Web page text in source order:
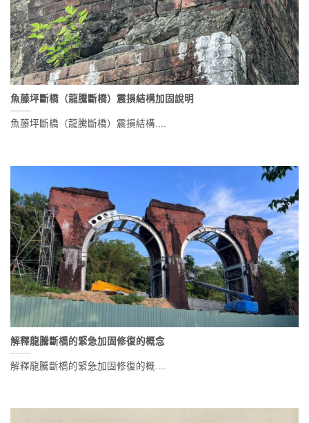
魚藤坪斷橋（龍騰斷橋）震損結構加固說明
魚藤坪斷橋（龍騰斷橋）震損結構....
解釋龍騰斷橋的緊急加固修復的概念
解釋龍騰斷橋的緊急加固修復的概....